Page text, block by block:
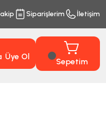
Siparişlerim İletişim
Üye Ol
Sepetim